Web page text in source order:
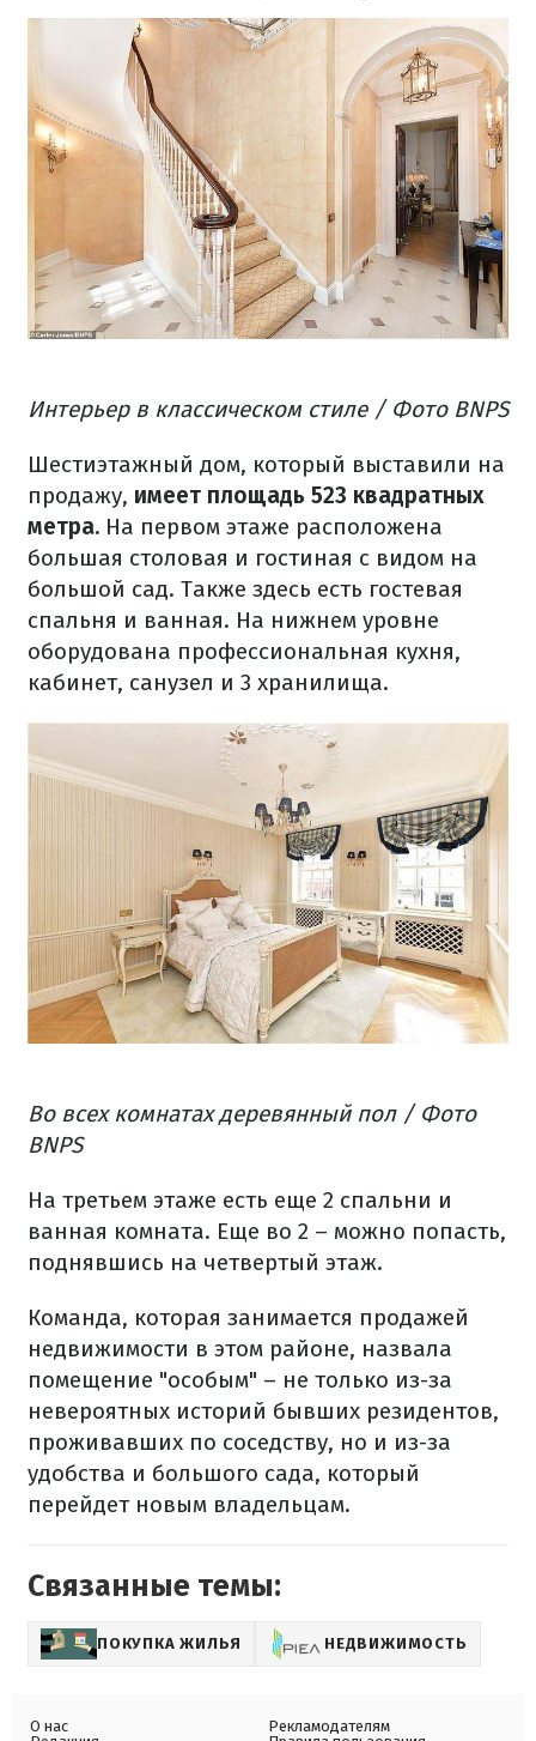
Интерьер в классическом стиле / Фото BNPS
Шестиэтажный дом, который выставили на
продажу, имеет площадь 523 квадратных
метра. На первом этаже расположена
большая столовая и гостиная с видом на
большой сад. Также здесь есть гостевая
спальня и ванная. На нижнем уровне
оборудована профессиональная кухня,
кабинет, санузел и 3 хранилища.
Во всех комнатах деревянный пол / Фото
BNPS
На третьем этаже есть еще 2 спальни и
ванная комната. Еще во 2 – можно попасть,
поднявшись на четвертый этаж.
Команда, которая занимается продажей
недвижимости в этом районе, назвала
помещение "особым" – не только из-за
невероятных историй бывших резидентов,
проживавших по соседству, но и из-за
удобства и большого сада, который
перейдет новым владельцам.
Связанные темы:
ПОКУПКА ЖИЛЬЯ НЕДВИЖИМОСТЬ
О нас
Рекламодателям